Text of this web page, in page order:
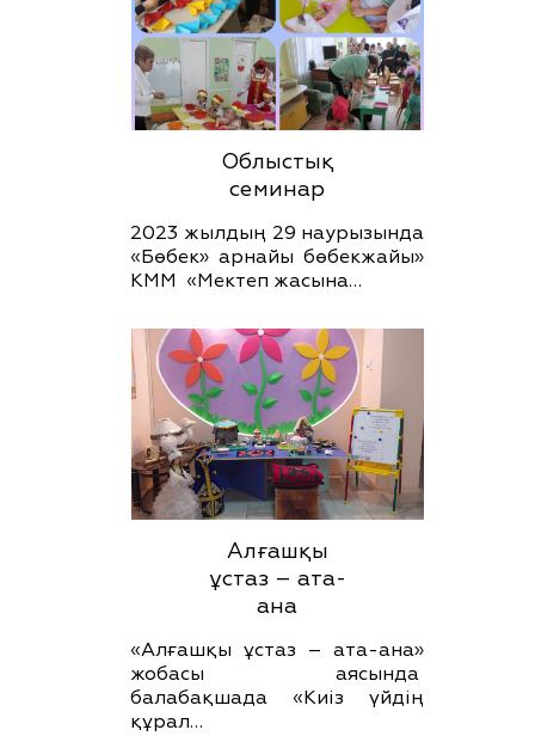
Облыстық
семинар
2023 жылдың 29 наурызында
«Бөбек» арнайы бөбекжайы»
КММ «Мектеп жасына…
Алғашқы
ұстаз – ата-
ана
«Алғашқы ұстаз – ата-ана»
жобасы аясында
балабақшада «Киіз үйдің
құрал…